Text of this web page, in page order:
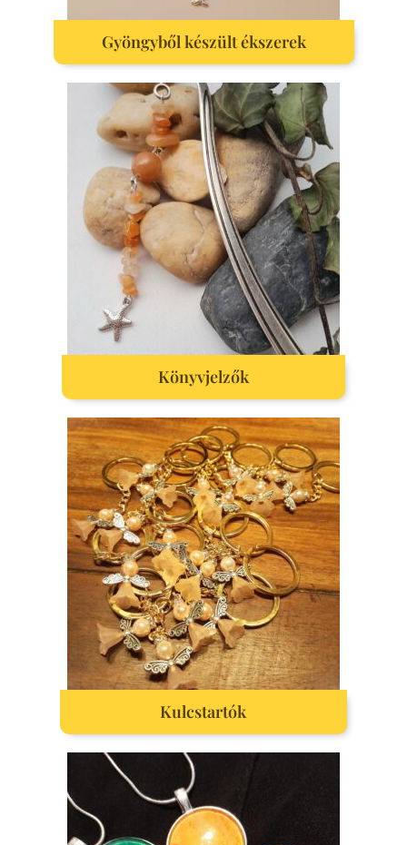
Gyöngyből készült ékszerek
Könyvjelzők
Kulcstartók